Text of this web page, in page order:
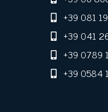
+39 081
+39 041
+39 0789
+39 0584